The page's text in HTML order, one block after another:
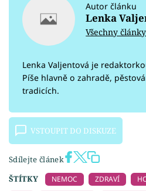
Autor článku
Lenka
Všechny
Lenka Valjentová je
Píše hlavně o zahradě,
tradicích.
VSTOUPIT DO DISKUZE
Sdílejte článek
ŠTÍTKY
NEMOC ZDRAVÍ